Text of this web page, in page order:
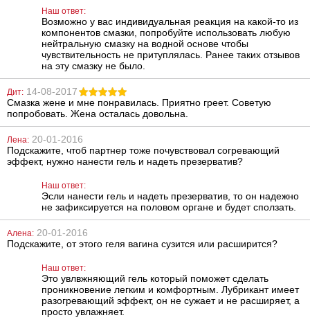
Вибратор Lelo
8911 грн
Вагинальные
шарики Lelo
Luna Beads Noir
1848 грн
Анальная
пробка Seven
Creations
Smoothy prober
clear lavender
488
TENGA Ultra
Size Edition Soft
Tube Onacup
1067
Наш ответ:
Возможно у вас индивидуальная реакция на какой-то из
компонентов смазки, попробуйте использовать любую
нейтральную смазку на водной основе чтобы
чувствительность не притуплялась. Ранее таких отзывов
на эту смазку не было.
Дит: 14-08-2017
Смазка жене и мне понравилась. Приятно греет. Советую
попробовать. Жена осталась довольна.
Лена: 20-01-2016
Подскажите, чтоб партнер тоже почувствовал согревающий
эффект, нужно нанести гель и надеть презерватив?
Наш ответ:
Эсли нанести гель и надеть презерватив, то он надежно
не зафиксируется на половом органе и будет сползать.
Алена: 20-01-2016
Подскажите, от этого геля вагина сузится или расширится?
Наш ответ:
Это увлвжняющий гель который поможет сделать
проникновение легким и комфортным. Лубрикант имеет
разогревающий эффект, он не сужает и не расширяет, а
просто увлажняет.